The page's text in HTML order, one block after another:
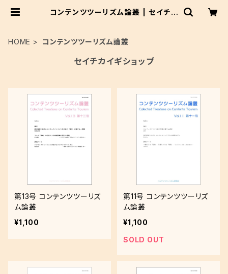
コンテンツツーリズム論叢 | セイチカ
HOME
コンテンツツーリズム論叢
セイチカイギショップ
第13号 コンテンツツーリズ
ム論叢
¥1,100
第11号 コンテンツツーリズ
ム論叢
¥1,100
SOLD OUT